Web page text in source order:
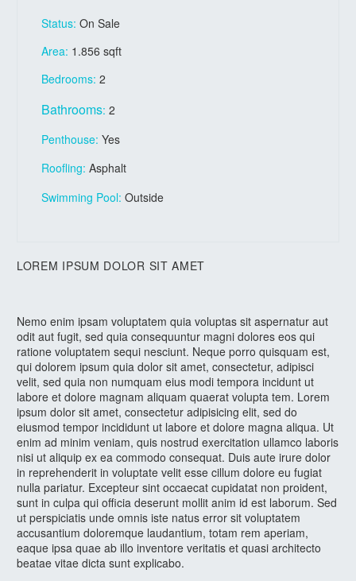
Status: On Sale
Area: 1.856 sqft
Bedrooms: 2
Bathrooms: 2
Penthouse: Yes
Roofling: Asphalt
Swimming Pool: Outside
LOREM IPSUM DOLOR SIT AMET
Nemo enim ipsam voluptatem quia voluptas sit aspernatur aut
odit aut fugit, sed quia consequuntur magni dolores eos qui
ratione voluptatem sequi nesciunt. Neque porro quisquam est,
qui dolorem ipsum quia dolor sit amet, consectetur, adipisci
velit, sed quia non numquam eius modi tempora incidunt ut
labore et dolore magnam aliquam quaerat volupta tem. Lorem
ipsum dolor sit amet, consectetur adipisicing elit, sed do
eiusmod tempor incididunt ut labore et dolore magna aliqua. Ut
enim ad minim veniam, quis nostrud exercitation ullamco laboris
nisi ut aliquip ex ea commodo consequat. Duis aute irure dolor
in reprehenderit in voluptate velit esse cillum dolore eu fugiat
nulla pariatur. Excepteur sint occaecat cupidatat non proident,
sunt in culpa qui officia deserunt mollit anim id est laborum. Sed
ut perspiciatis unde omnis iste natus error sit voluptatem
accusantium doloremque laudantium, totam rem aperiam,
eaque ipsa quae ab illo inventore veritatis et quasi architecto
beatae vitae dicta sunt explicabo.